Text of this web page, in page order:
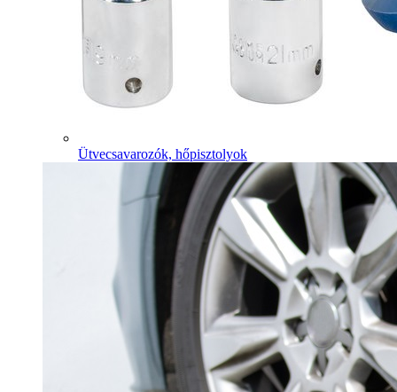
Ütvecsavarozók, hőpisztolyok